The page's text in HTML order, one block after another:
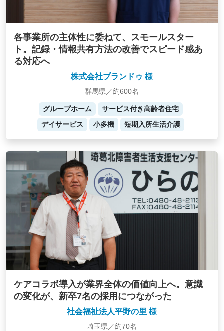
各事業所の主体性に委ねて、スモールスター
ト。記録・情報共有方法の改善でスピード感あ
る対応へ
株式会社プランドゥ 様
群馬県／約600名
グループホーム
サービス付き高齢者住宅
デイサービス
小多機 短期入所生活介護
ケアコラボ導入が業界全体の価値向上へ。意識
の変化が、新卒7名の採用につながった
社会福祉法人平野の里 様
埼玉県／約70名